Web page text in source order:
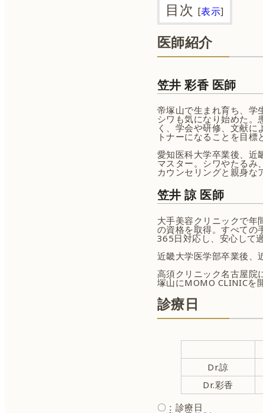
目次 [表示]
医師紹介
笠井 彩香 医師
帝塚山で生まれ育ち、学
シワも気になり始めた。
く、学会や研修、文献
トナーになることを目標
愛知医科大学卒業後、近
マスター。シワやたるみ
カウンセリングと親身な
笠井 諒 医師
大手美容クリニックで年
の資格を取得。すべての
365日対応し、安心して
近畿大学医学部卒業後、
高須クリニック名古屋院
塚山にMOMO CLINICを
診療日
Dr.諒
Dr.彩香
〇：診療日